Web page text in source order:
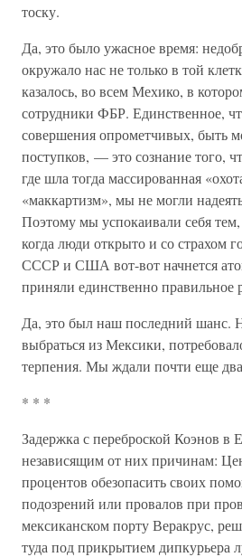
тоску.
Да, это было ужасное время:
окружало нас не только в той
казалось, во всем Мехико, в
сотрудники ФБР. Единственное,
совершения опрометчивых, быть
поступков, — это сознание того,
где шла тогда массированная
«маккартизм», мы не могли
Поэтому мы успокаивали себя
когда люди открыто и со страхом
СССР и США вот-вот начнется
приняли единственно правильное
Да, это был наш последний шанс.
выбраться из Мексики,
терпения. Мы ждали почти еще
* * *
Задержка с переброской Коэнов в
независящим от них причинам:
процентов обезопасить своих
подозрений или провалов при
мексиканском порту Веракрус,
туда под прикрытием дипкурьера